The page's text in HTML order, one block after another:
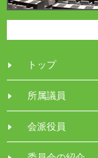
トップ
所属議員
会派役員